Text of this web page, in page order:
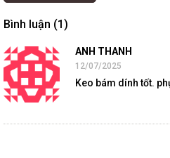
Bình luận (1)
ANH THANH
12/07/2025
Keo bám dính tốt.